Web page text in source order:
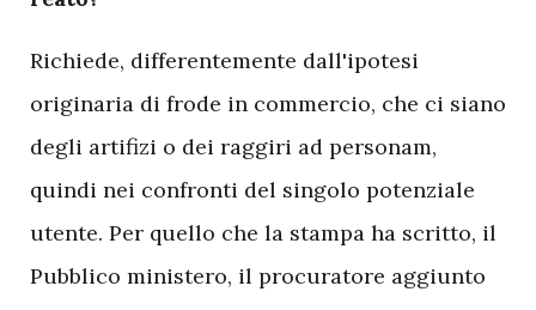
Richiede, differentemente dall'ipotesi
originaria di frode in commercio, che ci siano
degli artifizi o dei raggiri ad personam,
quindi nei confronti del singolo potenziale
utente. Per quello che la stampa ha scritto, il
Pubblico ministero, il procuratore aggiunto